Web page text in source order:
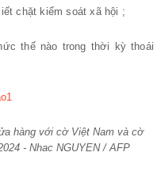
chặt kiểm soát xã hội ;
thế nào trong thời kỳ thoái
hàng với cờ Việt Nam và cờ
- Nhac NGUYEN / AFP